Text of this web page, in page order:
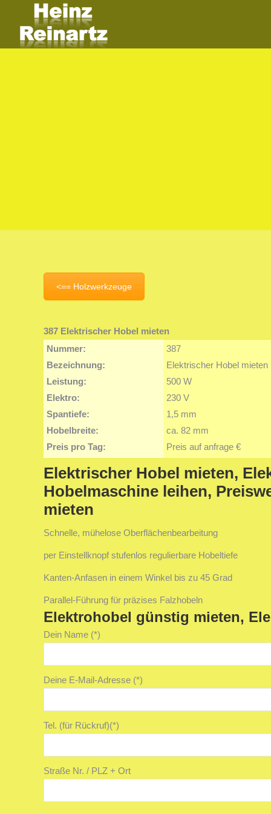
<== Holzwerkzeuge
387 Elektrischer Hobel mieten
Nummer:
Bezeichnung:
Leistung:
Elektro:
Spantiefe:
Hobelbreite:
Preis pro Tag:
387
Elektrischer Hobel mieten
500 W
230 V
1,5 mm
ca. 82 mm
Preis auf anfrage €
Elektrischer Hobel mieten,
Hobelmaschine leihen,
mieten
Schnelle, mühelose Oberflächenbearbeitung
per Einstellknopf stufenlos regulierbare Hobeltiefe
Kanten-Anfasen in einem Winkel bis zu 45 Grad
Parallel-Führung für präzises Falzhobeln
Elektrohobel günstig mieten,
Dein Name (*)
Deine E-Mail-Adresse (*)
Tel. (für Rückruf)(*)
Straße Nr. / PLZ + Ort